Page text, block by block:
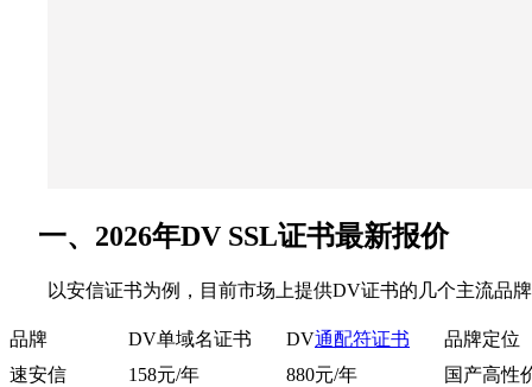
一、2026年DV SSL证书最新报价
以安信证书为例，目前市场上提供DV证书的几个主流品
品牌 DV单域名证书 DV通配符证书
品牌定位
速安信
158元/年 880元/年 国产高性